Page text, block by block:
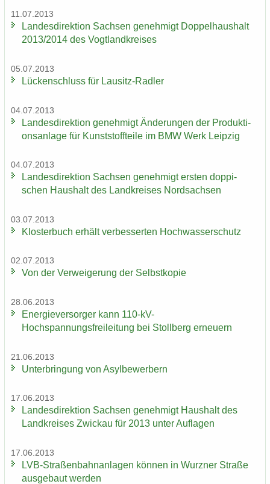
11.07.2013
Lan­des­di­rek­ti­on Sach­sen ge­neh­migt Dop­pel­haus­halt
2013/2014 des Vogt­land­krei­ses
05.07.2013
Lü­cken­schluss für Lausitz-​Radler
04.07.2013
Lan­des­di­rek­ti­on ge­neh­migt Än­de­run­gen der Pro­duk­ti­
ons­an­la­ge für Kunst­stoff­tei­le im BMW Werk Leip­zig
04.07.2013
Lan­des­di­rek­ti­on Sach­sen ge­neh­migt ers­ten dop­pi­
schen Haus­halt des Land­krei­ses Nord­sach­sen
03.07.2013
Klos­ter­buch er­hält ver­bes­ser­ten Hoch­was­ser­schutz
02.07.2013
Von der Ver­wei­ge­rung der Selbst­ko­pie
28.06.2013
En­er­gie­ver­sor­ger kann 110-​kV-
Hochspannungsfreileitung bei Stoll­berg er­neu­ern
21.06.2013
Un­ter­brin­gung von Asyl­be­wer­bern
17.06.2013
Lan­des­di­rek­ti­on Sach­sen ge­neh­migt Haus­halt des
Land­krei­ses Zwi­ckau für 2013 unter Auf­la­gen
17.06.2013
LVB-​Straßenbahnanlagen kön­nen in Wurz­ner Stra­ße
aus­ge­baut wer­den